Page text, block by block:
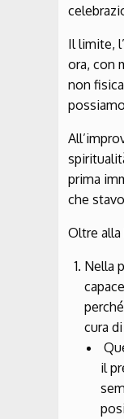
Il limite,
ora, con
non
prima
che
Oltre
Nella
cura
il